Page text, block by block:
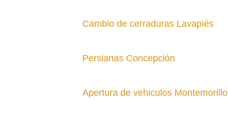
Cambio de cerraduras Lavapiés
Persianas Concepción
Apertura de vehiculos Montemorillo